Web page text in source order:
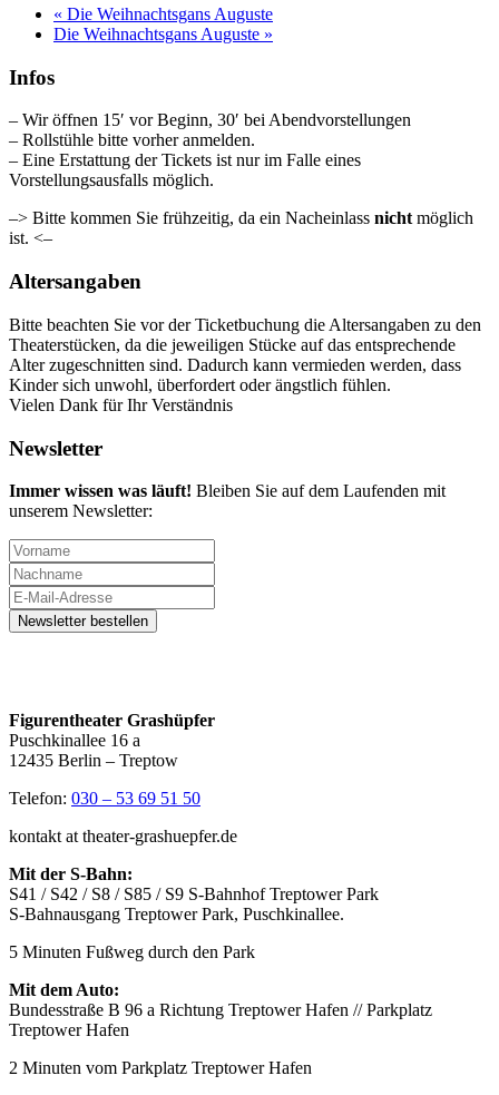
« Die Weihnachtsgans Auguste
Die Weihnachtsgans Auguste »
Infos
– Wir öffnen 15′ vor Beginn, 30′ bei Abendvorstellungen
– Rollstühle bitte vorher anmelden.
– Eine Erstattung der Tickets ist nur im Falle eines
Vorstellungsausfalls möglich.
–> Bitte kommen Sie frühzeitig, da ein Nacheinlass nichtmöglich
ist. <–
Altersangaben
Bitte beachten Sie vor der Ticketbuchung die Altersangaben zu den
Theaterstücken, da die jeweiligen Stücke auf das entsprechende
Alter zugeschnitten sind. Dadurch kann vermieden werden, dass
Kinder sich unwohl, überfordert oder ängstlich fühlen.
Vielen Dank für Ihr Verständnis
Newsletter
Immer wissen was läuft! Bleiben Sie auf dem Laufenden mit
unserem Newsletter:
Figurentheater Grashüpfer
Puschkinallee 16 a
12435 Berlin – Treptow
Telefon: 030 – 53 69 51 50
kontakt at theater-grashuepfer.de
Mit der S-Bahn:
S41 / S42 / S8 / S85 / S9 S-Bahnhof Treptower Park
S-Bahnausgang Treptower Park, Puschkinallee.
5 Minuten Fußweg durch den Park
Mit dem Auto:
Bundesstraße B 96 a Richtung Treptower Hafen // Parkplatz
Treptower Hafen
2 Minuten vom Parkplatz Treptower Hafen